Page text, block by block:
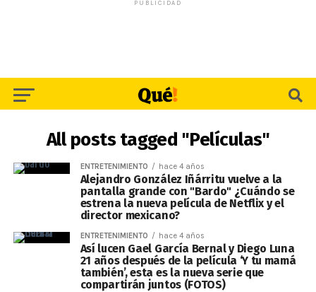
PUBLICIDAD
All posts tagged "Películas"
ENTRETENIMIENTO hace 4 años
Alejandro González Iñárritu vuelve a la
pantalla grande con "Bardo" ¿Cuándo se
estrena la nueva película de Netflix y el
director mexicano?
ENTRETENIMIENTO hace 4 años
Así lucen Gael García Bernal y Diego Luna
21 años después de la película ‘Y tu mamá
también’, esta es la nueva serie que
compartirán juntos (FOTOS)